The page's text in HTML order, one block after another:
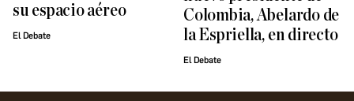
su espacio aéreo
El Debate
Colombia, Abelardo de
la Espriella, en directo
El Debate